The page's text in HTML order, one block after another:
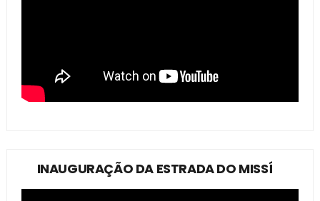
INAUGURAÇÃO DA ESTRADA DO MISSÍ